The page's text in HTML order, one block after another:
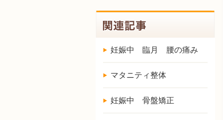
妊娠中 臨月 腰の痛み
マタニティ整体
妊娠中 骨盤矯正